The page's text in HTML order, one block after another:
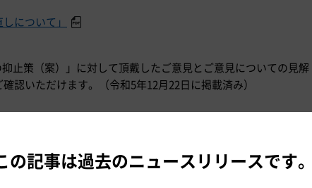
について」
止策（案）」に対して頂戴したご意見とご意見についての見解
認いただけます。（令和5年12月22日に掲載済み）
の記事は過去のニュースリリースです